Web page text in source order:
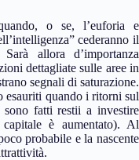
o se, l’euforia e
cederanno il
allora d’importanza
dettagliate sulle aree in
segnali di saturazione.
esauriti quando i ritorni sul
fatti restii a investire
è aumentato). Al
probabile e la nascente